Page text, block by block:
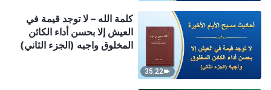
35:22
كلمة الله – لا توجد قيمة في
العيش إلا بحسن أداء الكائن
المخلوق واجبه (الجزء الثاني)